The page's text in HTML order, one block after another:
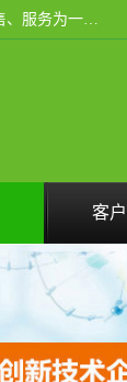
河南省三强医疗器械有限责任公司成立于2010年，位于滑县产业集聚区，是一家集医疗器械设计、研发、生产、销售、服务为一体的现代化高新技术企业。企业园区占地11.8万余平方米，设计建筑面积约13万平方米，总投资约5亿元，主要产品涵盖了清洗灭菌设备、消毒供应室整体配套方案、净化装修、洗消追溯系统、婴儿洗浴系统、物流仓储系统等6大板块。
客